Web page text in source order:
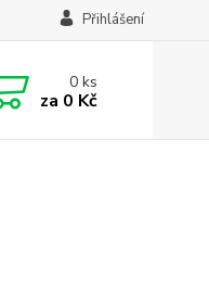
Přihlášení
0ks
za 0 Kč